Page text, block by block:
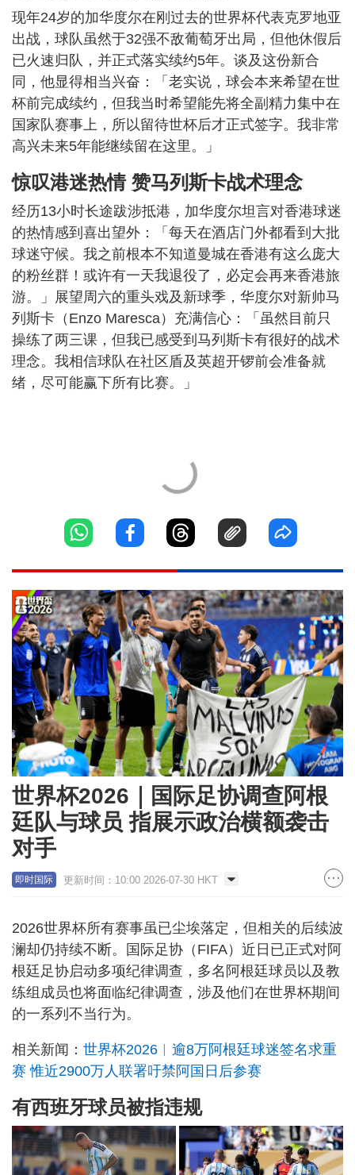
现年24岁的加华度尔在刚过去的世界杯代表克罗地亚
出战，球队虽然于32强不敌葡萄牙出局，但他休假后
已火速归队，并正式落实续约5年。谈及这份新合
同，他显得相当兴奋：「老实说，球会本来希望在世
杯前完成续约，但我当时希望能先将全副精力集中在
国家队赛事上，所以留待世杯后才正式签字。我非常
高兴未来5年能继续留在这里。」
惊叹港迷热情 赞马列斯卡战术理念
经历13小时长途跋涉抵港，加华度尔坦言对香港球迷
的热情感到喜出望外：「每天在酒店门外都看到大批
球迷守候。我之前根本不知道曼城在香港有这么庞大
的粉丝群！或许有一天我退役了，必定会再来香港旅
游。」展望周六的重头戏及新球季，华度尔对新帅马
列斯卡（Enzo Maresca）充满信心：「虽然目前只
操练了两三课，但我已感受到马列斯卡有很好的战术
理念。我相信球队在社区盾及英超开锣前会准备就
绪，尽可能赢下所有比赛。」
世界杯2026｜国际足协调查阿根
廷队与球员 指展示政治横额袭击
对手
即时国际 更新时间：10:00 2026-07-30 HKT
2026世界杯所有赛事虽已尘埃落定，但相关的后续波
澜却仍持续不断。国际足协（FIFA）近日已正式对阿
根廷足协启动多项纪律调查，多名阿根廷球员以及教
练组成员也将面临纪律调查，涉及他们在世界杯期间
的一系列不当行为。
相关新闻： 世界杯2026︱逾8万阿根廷球迷签名求重
赛 惟近2900万人联署吁禁阿国日后参赛
有西班牙球员被指违规